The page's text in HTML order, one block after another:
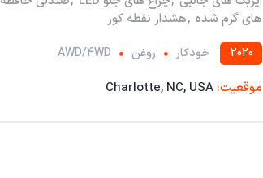
های گرم شده ,هشدار نقطه کور
2020 خودکار روغن AWD/4WD
موقعیت: Charlotte, NC, USA